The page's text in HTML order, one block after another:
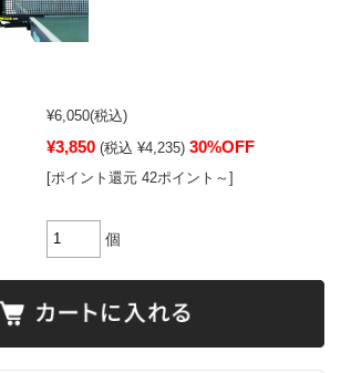
¥6,050(税込)
¥3,850 (税込 ¥4,235) 30%OFF
[ポイント還元 42ポイント～]
個